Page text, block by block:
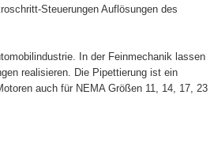
Steuerungen Auflösungen des
In der Feinmechanik lassen
realisieren. Die Pipettierung ist ein
auch für NEMA Größen 11, 14, 17, 23